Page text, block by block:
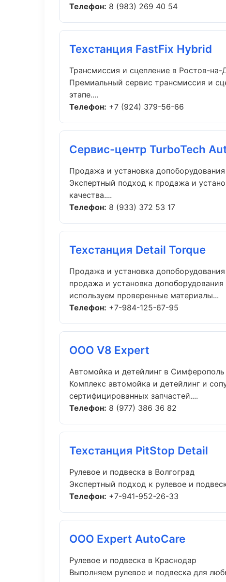
Телефон: 8 (983) 269 40 54
Техстанция FastFix Hybrid
Трансмиссия и сцепление в Ростов-на-
Премиальный сервис трансмиссия и
этапе....
Телефон: +7 (924) 379-56-66
Сервис-центр TurboTech
Продажа и установка
Экспертный подход к продажа и
качества....
Телефон: 8 (933) 372 53 17
Техстанция Detail Torque
Продажа и установка
продажа и установка
используем проверенные материалы...
Телефон: +7-984-125-67-95
ООО V8 Expert
Автомойка и детейлинг в Симферополь
Комплекс автомойка и детейлинг и
сертифицированных запчастей....
Телефон: 8 (977) 386 36 82
Техстанция PitStop Detail
Рулевое и подвеска в Волгоград
Экспертный подход к рулевое и
Телефон: +7-941-952-26-33
ООО Expert AutoCare
Рулевое и подвеска в Краснодар
Выполняем рулевое и подвеска для